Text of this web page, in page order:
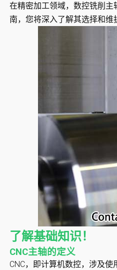
在精密加工领域，数控铣削
南，您将深入了解其选择和维
了解基础知识！
CNC主轴的定义
CNC，即计算机数控，涉及